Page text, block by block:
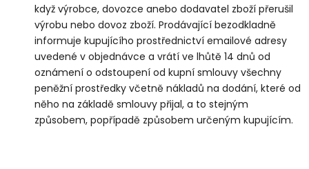
když výrobce, dovozce anebo dodavatel zboží přerušil
výrobu nebo dovoz zboží. Prodávající bezodkladně
informuje kupujícího prostřednictví emailové adresy
uvedené v objednávce a vrátí ve lhůtě 14 dnů od
oznámení o odstoupení od kupní smlouvy všechny
peněžní prostředky včetně nákladů na dodání, které od
něho na základě smlouvy přijal, a to stejným
způsobem, popřípadě způsobem určeným kupujícím.